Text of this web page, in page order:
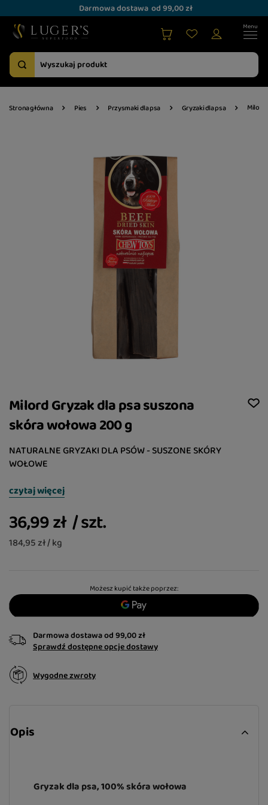
Darmowa dostawa od 99,00 zł
Strona główna Pies Przysmaki dla psa Gryzaki dla psa Milord
Milord Gryzak dla psa suszona
skóra wołowa 200 g
NATURALNE GRYZAKI DLA PSÓW - SUSZONE SKÓRY
WOŁOWE
czytaj więcej
36,99 zł /szt.
184,95 zł / kg
Możesz kupić także poprzez:
Darmowa dostawaod99,00 zł
Sprawdź dostępne opcje dostawy
Wygodne zwroty
Opis
Gryzak dla psa, 100% skóra wołowa